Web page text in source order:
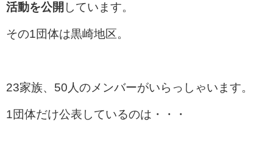
活動を公開 しています。
その1団体は黒崎地区。
23家族、50人のメンバーがいらっしゃいます。
1団体だけ公表しているのは・・・